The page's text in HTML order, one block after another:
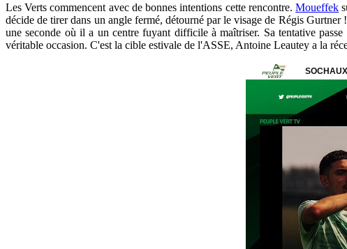
Les Verts commencent avec de bonnes intentions cette rencontre.Moueffek
décide de tirer dans un angle fermé, détourné par le visage de Régis
une seconde où il a un centre fuyant difficile à maîtriser. Sa tentative
véritable occasion. C'est la cible estivale de l'ASSE, Antoine Leautey a la